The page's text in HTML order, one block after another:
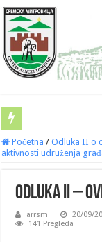
Početna / Odluka II o
aktivnosti udruženja
Odluka II –
arrsm 20/09/
141 Pregleda